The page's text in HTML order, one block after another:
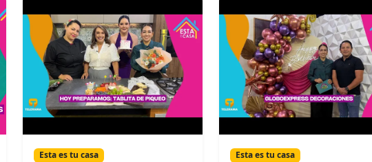
Esta es tu casa Esta es tu casa